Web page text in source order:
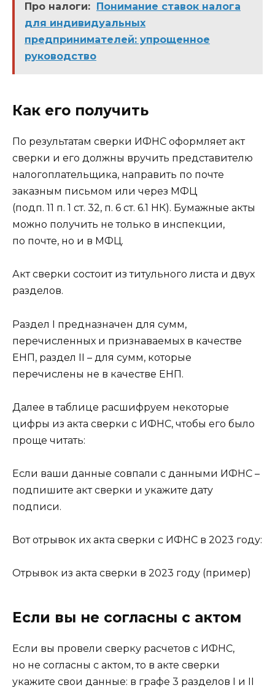
Про налоги:
Понимание ставок налога
для индивидуальных
предпринимателей: упрощенное
руководство
Как его получить
По результатам сверки ИФНС оформляет акт
сверки и его должны вручить представителю
налогоплательщика, направить по почте
заказным письмом или через МФЦ
(подп. 11 п. 1 ст. 32, п. 6 ст. 6.1 НК). Бумажные акты
можно получить не только в инспекции,
по почте, но и в МФЦ.
Акт сверки состоит из титульного листа и двух
разделов.
Раздел I предназначен для сумм,
перечисленных и признаваемых в качестве
ЕНП, раздел II – для сумм, которые
перечислены не в качестве ЕНП.
Далее в таблице расшифруем некоторые
цифры из акта сверки с ИФНС, чтобы его было
проще читать:
Если ваши данные совпали с данными ИФНС –
подпишите акт сверки и укажите дату
подписи.
Вот отрывок их акта сверки с ИФНС в 2023 году:
Отрывок из акта сверки в 2023 году (пример)
Если вы не согласны с актом
Если вы провели сверку расчетов с ИФНС,
но не согласны с актом, то в акте сверки
укажите свои данные: в графе 3 разделов I и II